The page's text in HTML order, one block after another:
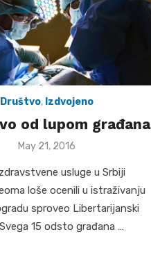
Društvo, Izdvojeno
od lupom građana
Posted
May 21, 2016
usluge u Srbiji
loše ocenili u istraživanju
sproveo Libertarijanski
15 odsto građana …